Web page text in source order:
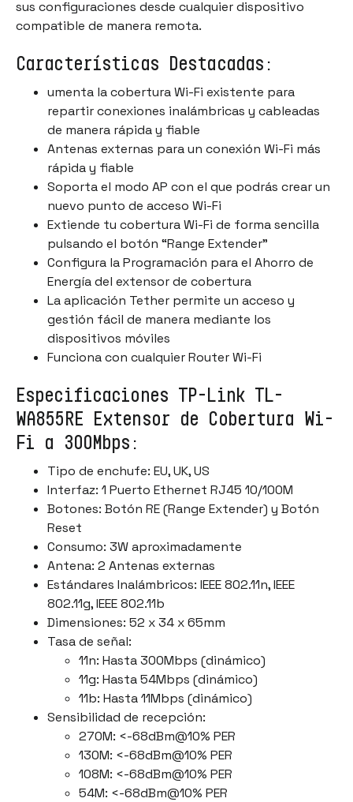
sus configuraciones desde cualquier dispositivo
compatible de manera remota.
Características Destacadas:
umenta la cobertura Wi-Fi existente para
repartir conexiones inalámbricas y cableadas
de manera rápida y fiable
Antenas externas para un conexión Wi-Fi más
rápida y fiable
Soporta el modo AP con el que podrás crear un
nuevo punto de acceso Wi-Fi
Extiende tu cobertura Wi-Fi de forma sencilla
pulsando el botón “Range Extender”
Configura la Programación para el Ahorro de
Energía del extensor de cobertura
La aplicación Tether permite un acceso y
gestión fácil de manera mediante los
dispositivos móviles
Funciona con cualquier Router Wi-Fi
Especificaciones TP-Link TL-
WA855RE Extensor de Cobertura Wi-
Fi a 300Mbps:
Tipo de enchufe: EU, UK, US
Interfaz: 1 Puerto Ethernet RJ45 10/100M
Botones: Botón RE (Range Extender) y Botón
Reset
Consumo: 3W aproximadamente
Antena: 2 Antenas externas
Estándares Inalámbricos: IEEE 802.11n, IEEE
802.11g, IEEE 802.11b
Dimensiones: 52 x 34 x 65mm
Tasa de señal:
11n: Hasta 300Mbps (dinámico)
11g: Hasta 54Mbps (dinámico)
11b: Hasta 11Mbps (dinámico)
Sensibilidad de recepción:
270M: <-68dBm@10% PER
130M: <-68dBm@10% PER
108M: <-68dBm@10% PER
54M: <-68dBm@10% PER